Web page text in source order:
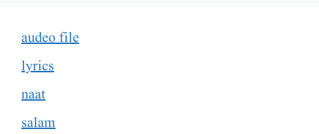
audeo file
lyrics
naat
salam